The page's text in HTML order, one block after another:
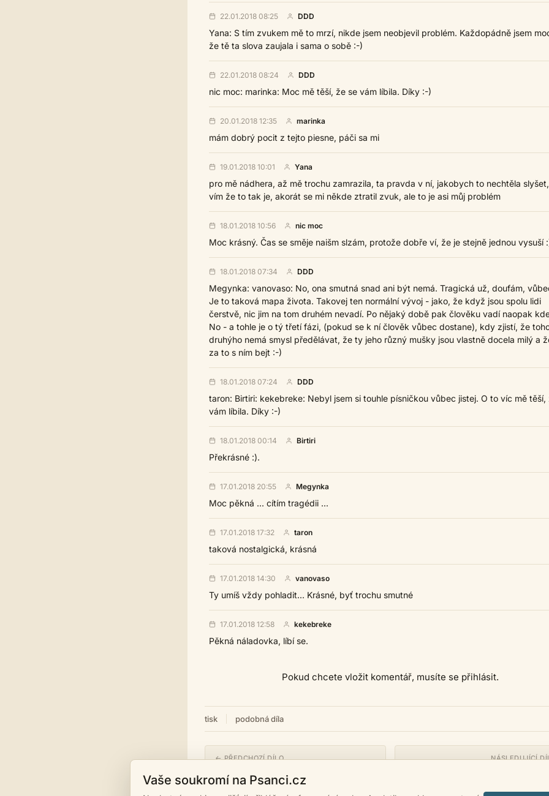
22.01.2018 08:25 DDD
Yana: S tím zvukem mě to mrzí, nikde jsem neobjevil problém. Každopádně jsem
že tě ta slova zaujala i sama o sobě :-)
22.01.2018 08:24 DDD
nic moc: marinka: Moc mě těší, že se vám líbila. Díky :-)
20.01.2018 12:35 marinka
mám dobrý pocit z tejto piesne, páči sa mi
19.01.2018 10:01 Yana
pro mě nádhera, až mě trochu zamrazila, ta pravda v ní, jakobych to nechtěla
vím že to tak je, akorát se mi někde ztratil zvuk, ale to je asi můj problém
18.01.2018 10:56 nic moc
Moc krásný. Čas se směje naišm slzám, protože dobře ví, že je stejně jednou vysuší
18.01.2018 07:34 DDD
Megynka: vanovaso: No, ona smutná snad ani být nemá. Tragická už, doufám,
Je to taková mapa života. Takovej ten normální vývoj - jako, že když jsou spolu lidi
čerstvě, nic jim na tom druhém nevadí. Po nějaký době pak člověku vadí naopak
No - a tohle je o tý třetí fázi, (pokud se k ní člověk vůbec dostane), kdy zjistí, že
druhýho nemá smysl předělávat, že ty jeho různý mušky jsou vlastně docela milý a
za to s ním bejt :-)
18.01.2018 07:24 DDD
taron: Birtiri: kekebreke: Nebyl jsem si touhle písničkou vůbec jistej. O to víc mě těší,
vám líbila. Díky :-)
18.01.2018 00:14 Birtiri
Překrásné :).
17.01.2018 20:55 Megynka
Moc pěkná ... cítím tragédii ...
17.01.2018 17:32 taron
taková nostalgická, krásná
17.01.2018 14:30 vanovaso
Ty umíš vždy pohladit... Krásné, byť trochu smutné
17.01.2018 12:58 kekebreke
Pěkná náladovka, líbí se.
Pokud chcete vložit komentář, musíte se přihlásit.
tisk podobná díla
← PŘEDCHOZÍ DÍLO NÁSLEDUJÍCÍ
Vaše soukromí na Psanci.cz